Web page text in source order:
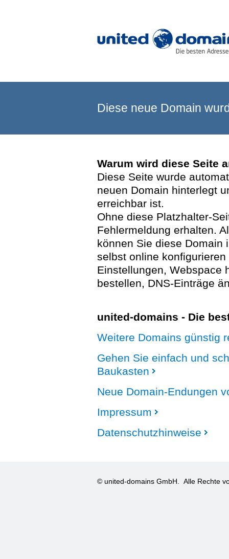
Diese neue Domain
Warum wird diese Seite
Diese Seite wurde
neuen Domain hinterlegt
erreichbar ist.
Ohne diese Platzhalter-
Fehlermeldung erhalten.
können Sie diese Domain
selbst online
Einstellungen, Webspace
bestellen, DNS-Einträge
united-domains - Die
Weitere Domains günstig
Gehen Sie einfach und
Baukasten
Neue Domain-Endungen
Impressum
Datenschutzhinweise
© united-domains GmbH. Alle Rechte